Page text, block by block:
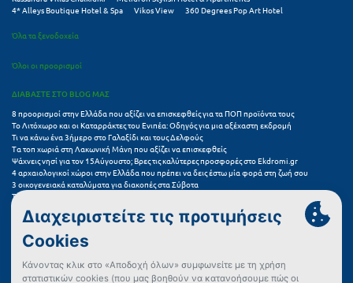
Ρ
Ρέθυμνο
Ρίο
Ρόδος
Σ
Σαλαμίνα
4* Alleys Boutique Hotel & Spa
Vikos View 360 Degrees Pop Art Hotel
Όλα τα ξενοδοχεία
Όλοι οι προορισμοί
ΔΙΑΒΑΣΤΕ ΣΤΟ BLOG ΜΑΣ
8 προορισμοί στην Ελλάδα που αξίζει να επισκεφθείς για τα ΠΟΠ προϊόντα τους
Το Λιτόχωρο και οι Καταρράκτες του Ενιπέα: Οδηγός για μια αξέχαστη εκδρομή
Τι να κάνω ένα 3ήμερο στο Γαλαξίδι και τους Δελφούς
Τα τοπ χωριά στη Λακωνική Μάνη που αξίζει να επισκεφθείς
Ψάχνεις νησί για τον 15Αύγουστο; Βρες τις καλύτερες προσφορές στο Ekdromi.gr
4 αρχαιολογικοί χώροι στην Ελλάδα που πρέπει να δεις έστω μία φορά στη ζωή σου
3 οικογενειακά καταλύματα για διακοπές στα Σύβοτα
Τα 11 καλύτερα καλοκαιρινά resorts στην Ελλάδα
7 μικρά ελληνικά νησιά για αξέχαστες καλοκαιρινές διακοπές
5+1 ινσταγκραμικές παραλίες στην Ελλάδα που αξίζουν μια θέση στο feed σου
Συχνές Ερωτήσεις (FAQs) για Ξενοδοχεία